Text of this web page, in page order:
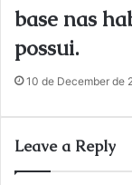
base nas
possui.
10 de December de
Leave a Reply